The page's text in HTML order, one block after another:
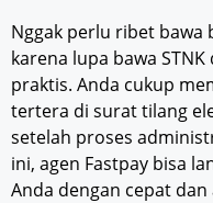
Nggak perlu ribet bawa
karena lupa bawa
praktis. Anda cukup
tertera di surat tilang
setelah proses
ini, agen Fastpay bisa
Anda dengan cepat dan